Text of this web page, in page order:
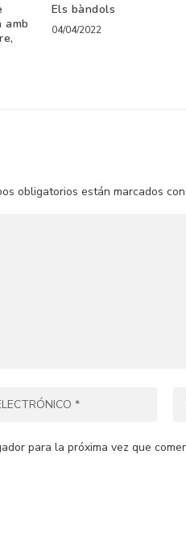
amb
Els bàndols
04/04/2022
obligatorios están marcados
para la próxima vez que